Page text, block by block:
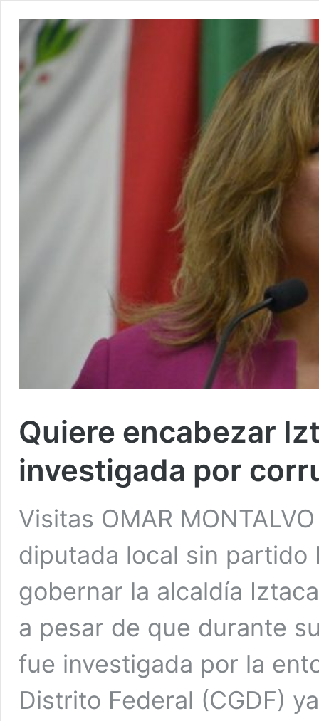
Quiere encabezar
investigada por
Visitas OMAR
diputada local sin partido
gobernar la alcaldía
a pesar de que durante
fue investigada por la
Distrito Federal (CGDF)